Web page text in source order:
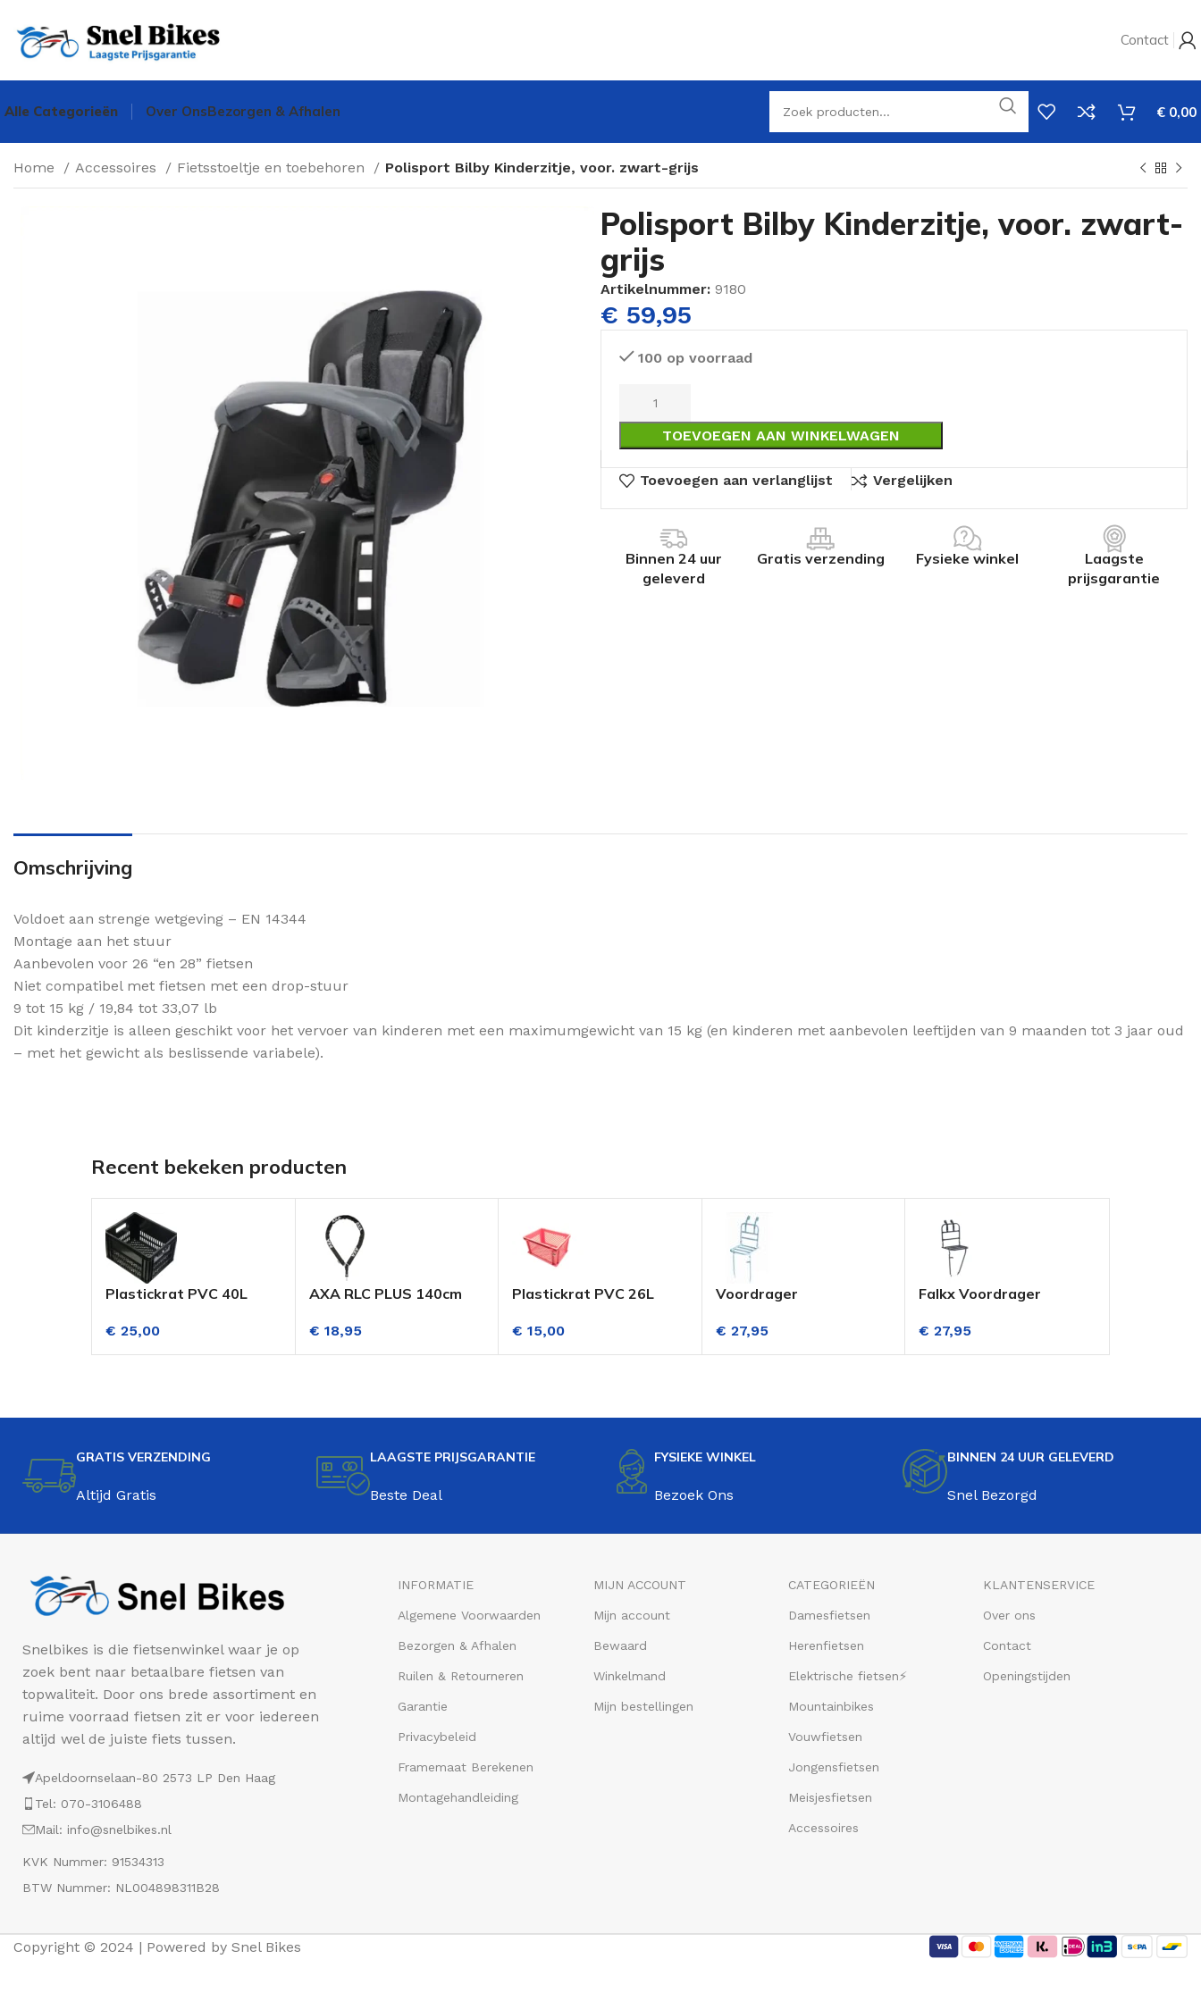
Contact
Alle Categorieën Over OnsBezorgen & Afhalen € 0,00
Home Accessoires Fietsstoeltje en toebehoren Polisport Bilby Kinderzitje, voor. zwart-grijs
Polisport Bilby Kinderzitje, voor. zwart-
grijs
Artikelnummer: 9180
€ 59,95
100 op voorraad
TOEVOEGEN AAN WINKELWAGEN
Toevoegen aan verlanglijst Vergelijken
Binnen 24 uur
geleverd
Gratis verzending Fysieke winkel
Laagste
prijsgarantie
Omschrijving
Voldoet aan strenge wetgeving – EN 14344
Montage aan het stuur
Aanbevolen voor 26 “en 28” fietsen
Niet compatibel met fietsen met een drop-stuur
9 tot 15 kg / 19,84 tot 33,07 lb
Dit kinderzitje is alleen geschikt voor het vervoer van kinderen met een maximumgewicht van 15 kg (en kinderen met aanbevolen leeftijden van 9 maanden tot 3 jaar oud
– met het gewicht als beslissende variabele).
Recent bekeken producten
Plastickrat PVC 40L
€ 25,00
AXA RLC PLUS 140cm
€ 18,95
Plastickrat PVC 26L
€ 15,00
Voordrager
Lichtblauw
€ 27,95
Falkx Voordrager
€ 27,95
GRATIS VERZENDING
Altijd Gratis
LAAGSTE PRIJSGARANTIE
Beste Deal
FYSIEKE WINKEL
Bezoek Ons
BINNEN 24 UUR GELEVERD
Snel Bezorgd
Snelbikes is die fietsenwinkel waar je op
zoek bent naar betaalbare fietsen van
topwaliteit. Door ons brede assortiment en
ruime voorraad fietsen zit er voor iedereen
altijd wel de juiste fiets tussen.
Apeldoornselaan-80 2573 LP Den Haag
Tel: 070-3106488
Mail: info@snelbikes.nl
KVK Nummer: 91534313
BTW Nummer: NL004898311B28
INFORMATIE
Algemene Voorwaarden
Bezorgen & Afhalen
Ruilen & Retourneren
Garantie
Privacybeleid
Framemaat Berekenen
Montagehandleiding
MIJN ACCOUNT
Mijn account
Bewaard
Winkelmand
Mijn bestellingen
CATEGORIEËN
Damesfietsen
Herenfietsen
Elektrische fietsen⚡
Mountainbikes
Vouwfietsen
Jongensfietsen
Meisjesfietsen
Accessoires
KLANTENSERVICE
Over ons
Contact
Openingstijden
Copyright © 2024 | Powered by Snel Bikes